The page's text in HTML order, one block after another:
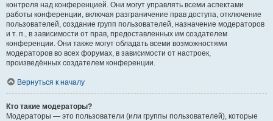
контроля над конференцией. Они могут управлять всеми аспектами
работы конференции, включая разграничение прав доступа, отключение
пользователей, создание групп пользователей, назначение модераторов
и т. п., в зависимости от прав, предоставленных им создателем
конференции. Они также могут обладать всеми возможностями
модераторов во всех форумах, в зависимости от настроек,
произведённых создателем конференции.
Вернуться к началу
Кто такие модераторы?
Модераторы — это пользователи (или группы пользователей), которые